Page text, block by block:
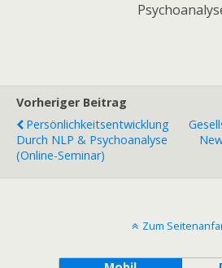
Vorheriger Beitrag
Persönlichkeitsentwicklung
Durch NLP & Psychoanalyse
(Online-Seminar)
Zum